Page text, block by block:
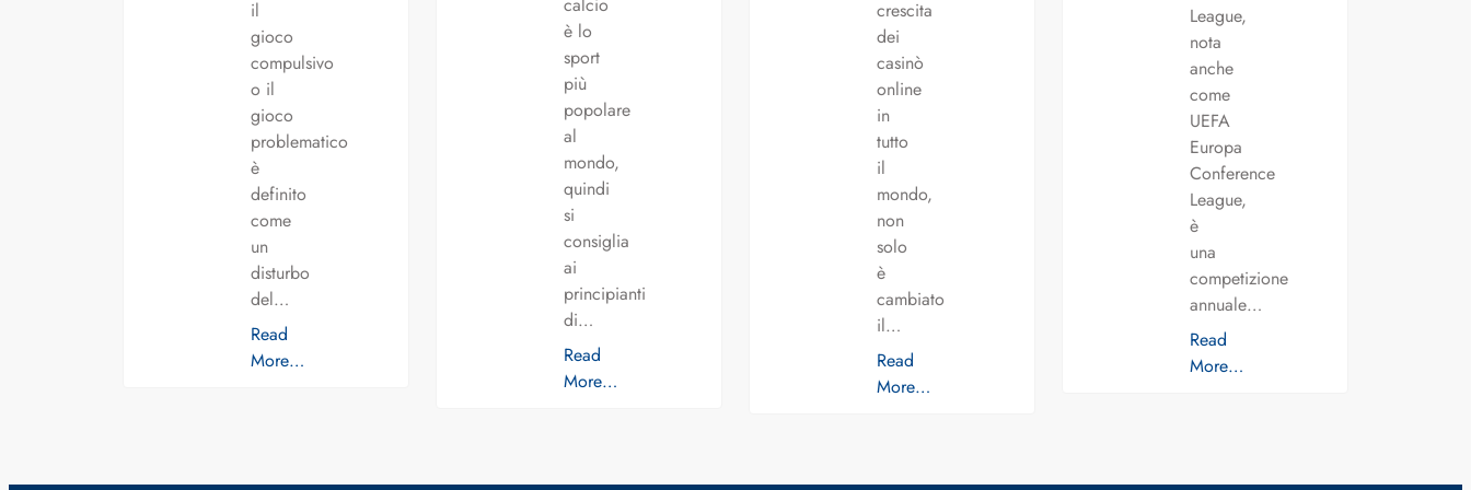
il
gioco
compulsivo
o il
gioco
problematico
è
definito
come
un
disturbo
del…
Read
More…
calcio
è lo
sport
più
popolare
al
mondo,
quindi
si
consiglia
ai
principianti
di…
Read
More…
crescita
dei
casinò
online
in
tutto
il
mondo,
non
solo
è
cambiato
il…
Read
More…
League,
nota
anche
come
UEFA
Europa
Conference
League,
è
una
competizione
annuale…
Read
More…